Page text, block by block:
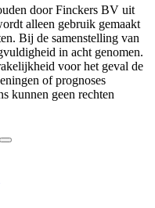
door Finckers BV uit
alleen gebruik gemaakt
Bij de samenstelling van
in acht genomen.
voor het geval de
of prognoses
kunnen geen rechten